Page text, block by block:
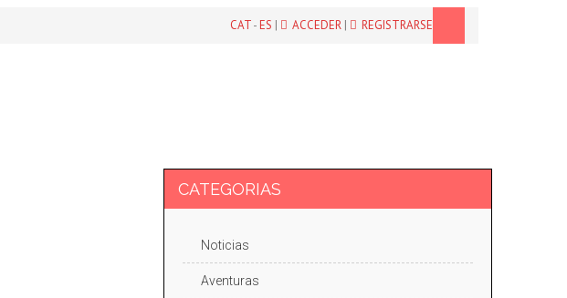
CAT-ES | ACCEDER | REGISTRARSE
CATEGORIAS
Noticias
Aventuras